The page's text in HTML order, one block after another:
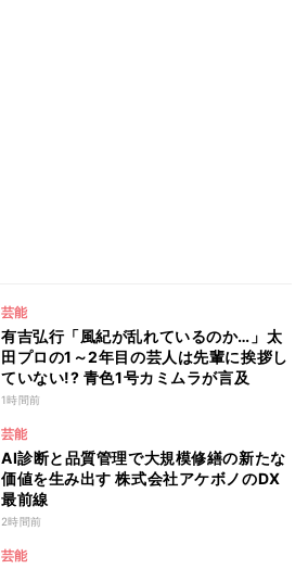
芸能
有吉弘行「風紀が乱れているのか…」太
田プロの1～2年目の芸人は先輩に挨拶し
ていない!? 青色1号カミムラが言及
1時間前
芸能
AI診断と品質管理で大規模修繕の新たな
価値を生み出す 株式会社アケボノのDX
最前線
2時間前
芸能